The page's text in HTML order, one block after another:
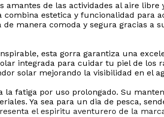
de las actividades al aire libre
estetica y funcionalidad para
manera comoda y segura gracias a
esta gorra garantiza una
integrada para cuidar tu piel de los
solar mejorando la visibilidad en el
fatiga por uso prolongado. Su
Ya sea para un dia de pesca,
el espiritu aventurero de la